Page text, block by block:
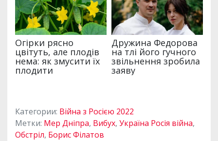
Категории: Війна з Росією 2022
Метки: Мер Дніпра, Вибух, Україна Росія війна,
Обстріл, Борис Філатов